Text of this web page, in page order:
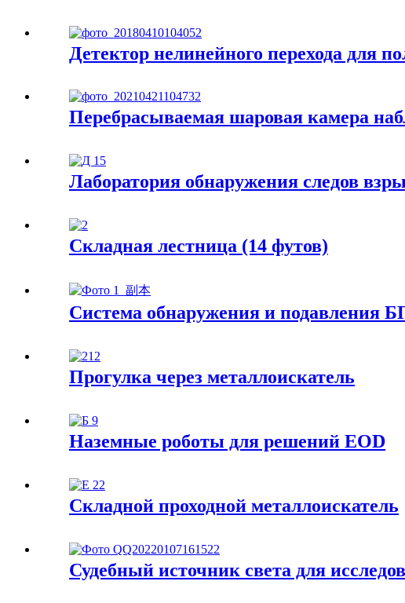
Детектор нелинейного перехода для
Перебрасываемая шаровая камера
Лаборатория обнаружения следов
Складная лестница (14 футов)
Система обнаружения и подавления
Прогулка через металлоискатель
Наземные роботы для решений EOD
Складной проходной металлоискатель
Судебный источник света для